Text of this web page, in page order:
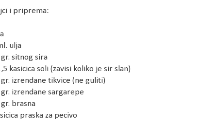
i priprema:
ulja
sitnog sira
kasicica soli (zavisi koliko je sir slan)
izrendane tikvice (ne guliti)
izrendane sargarepe
brasna
praska za pecivo